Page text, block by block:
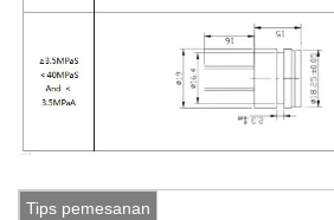
Tips pemesanan